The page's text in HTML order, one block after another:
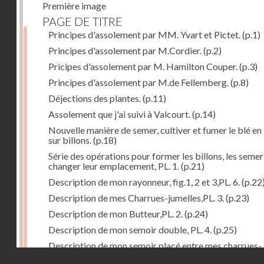
Première image
PAGE DE TITRE
Principes d'assolement par MM. Yvart et Pictet. (p.1)
Principes d'assolement par M.Cordier. (p.2)
Pricipes d'assolement par M. Hamilton Couper. (p.3)
Principes d'assolement par M.de Fellemberg. (p.8)
Déjections des plantes. (p.11)
Assolement que j'ai suivi à Valcourt. (p.14)
Nouvelle manière de semer, cultiver et fumer le blé en
sur billons. (p.18)
Série des opérations pour former les billons, les
changer leur emplacement, PL. 1. (p.21)
Description de mon rayonneur, fig.1, 2 et 3,PL. 6.
Description de mes Charrues-jumelles,PL. 3. (p.23)
Description de mon Butteur,PL. 2. (p.24)
Description de mon semoir double, PL. 4. (p.25)
Description de mon semoir placé entre mes charrues-